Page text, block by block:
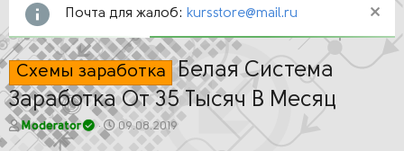
Почта для жалоб: kursstore@mail.ru
Схемы заработка Белая Система
Заработка От 35 Тысяч В Месяц
А
Moderator
Д
09.08.2019